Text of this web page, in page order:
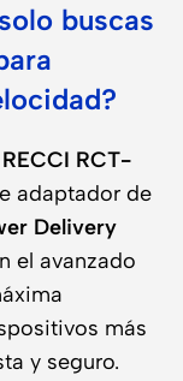
buscas
RCT-
adaptador de
Delivery
el avanzado
más
y seguro.